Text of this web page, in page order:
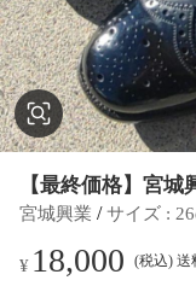
【最終価格】宮
宮城興業 / サイズ :
¥ 18,000 (税込) 送